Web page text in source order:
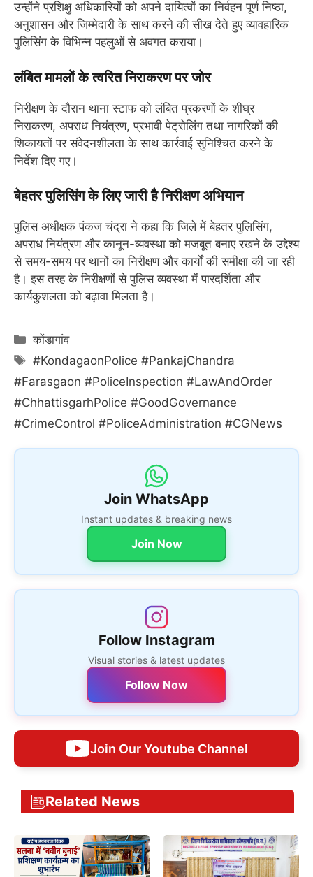
उन्होंने प्रशिक्षु अधिकारियों को अपने दायित्वों का निर्वहन पूर्ण निष्ठा,
अनुशासन और जिम्मेदारी के साथ करने की सीख देते हुए व्यावहारिक
पुलिसिंग के विभिन्न पहलुओं से अवगत कराया।
लंबित मामलों के त्वरित निराकरण पर जोर
निरीक्षण के दौरान थाना स्टाफ को लंबित प्रकरणों के शीघ्र
निराकरण, अपराध नियंत्रण, प्रभावी पेट्रोलिंग तथा नागरिकों की
शिकायतों पर संवेदनशीलता के साथ कार्रवाई सुनिश्चित करने के
निर्देश दिए गए।
बेहतर पुलिसिंग के लिए जारी है निरीक्षण अभियान
पुलिस अधीक्षक पंकज चंद्रा ने कहा कि जिले में बेहतर पुलिसिंग,
अपराध नियंत्रण और कानून-व्यवस्था को मजबूत बनाए रखने के उद्देश्य
से समय-समय पर थानों का निरीक्षण और कार्यों की समीक्षा की जा रही
है। इस तरह के निरीक्षणों से पुलिस व्यवस्था में पारदर्शिता और
कार्यकुशलता को बढ़ावा मिलता है।
Categories
कोंडागांव
Tags
#KondagaonPolice #PankajChandra
#Farasgaon #PoliceInspection #LawAndOrder
#ChhattisgarhPolice #GoodGovernance
#CrimeControl #PoliceAdministration #CGNews
Join WhatsApp
Instant updates & breaking news
Join Now
Follow Instagram
Visual stories & latest updates
Follow Now
Join Our Youtube Channel
Related News